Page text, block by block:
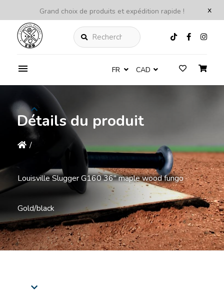
x
Grand choix de produits et expédition rapide !
Rechercher
FR CAD
Détails du produit
/
Louisville Slugger G160 36'' maple wood fungo
Gold/black